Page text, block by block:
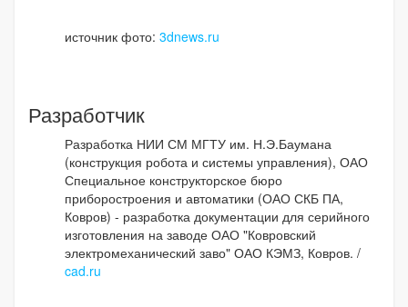
источник фото: 3dnews.ru
Разработчик
Разработка НИИ СМ МГТУ им. Н.Э.Баумана
(конструкция робота и системы управления), ОАО
Специальное конструкторское бюро
приборостроения и автоматики (ОАО СКБ ПА,
Ковров) - разработка документации для серийного
изготовления на заводе ОАО "Ковровский
электромеханический заво" ОАО КЭМЗ, Ковров. /
cad.ru